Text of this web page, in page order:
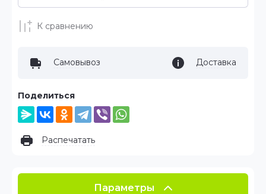
К сравнению
Самовывоз Доставка
Поделиться
Распечатать
Параметры